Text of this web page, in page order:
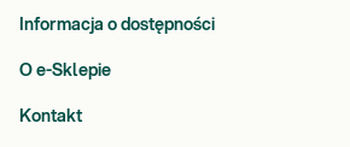
Informacja o dostępności
O e-Sklepie
Kontakt